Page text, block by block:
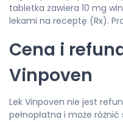
tabletka zawiera 10 mg
lekami na receptę (Rx).
Cena i
Vinpoven
Lek Vinpoven nie jest
pełnopłatna i może